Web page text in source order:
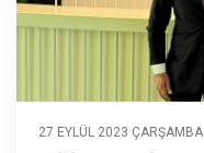
27 EYLÜL 2023 ÇARŞAMBA